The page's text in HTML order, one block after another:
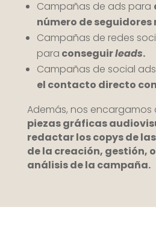
Campañas de ads para
número de seguidores
Campañas de redes
para conseguirleads.
Campañas de social
el contacto directo
Además, nos encargamos
piezas gráficas
redactar los copys de
de la creación, gestión,
análisis de la campaña.